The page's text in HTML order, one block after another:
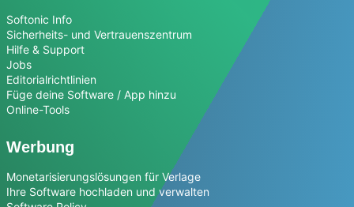
Softonic Info
Sicherheits- und Vertrauenszentrum
Hilfe & Support
Jobs
Editorialrichtlinien
Füge deine Software / App hinzu
Online-Tools
Werbung
Monetarisierungslösungen für Verlage
Ihre Software hochladen und verwalten